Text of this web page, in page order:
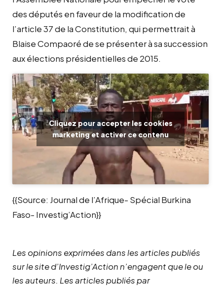
des députés en faveur de la modification de
l’article 37 de la Constitution, qui permettrait à
Blaise Compaoré de se présenter à sa succession
aux élections présidentielles de 2015.
Cliquez pour accepter les cookies
marketing et activer ce contenu
{{Source: Journal de l’Afrique- Spécial Burkina
Faso- Investig’Action}}
Les opinions exprimées dans les articles publiés
sur le site d’Investig’Action n’engagent que le ou
les auteurs. Les articles publiés par